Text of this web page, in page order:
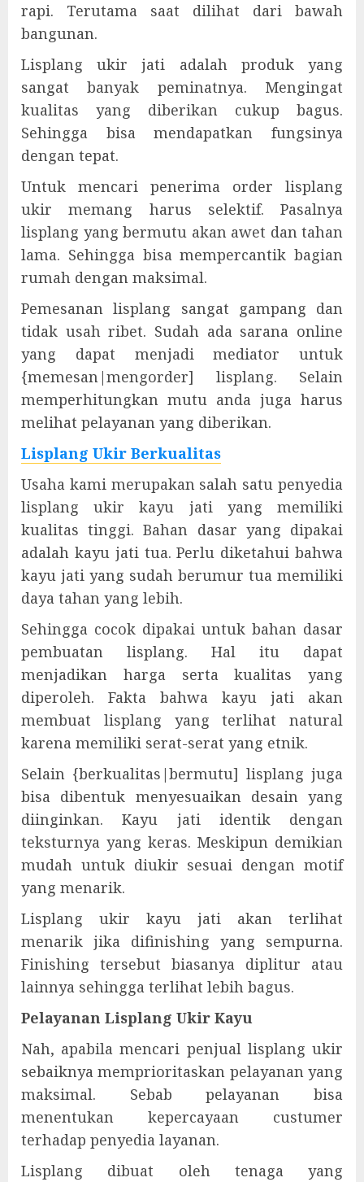
rapi. Terutama saat dilihat dari bawah
bangunan.
Lisplang ukir jati adalah produk yang
sangat banyak peminatnya. Mengingat
kualitas yang diberikan cukup bagus.
Sehingga bisa mendapatkan fungsinya
dengan tepat.
Untuk mencari penerima order lisplang
ukir memang harus selektif. Pasalnya
lisplang yang bermutu akan awet dan tahan
lama. Sehingga bisa mempercantik bagian
rumah dengan maksimal.
Pemesanan lisplang sangat gampang dan
tidak usah ribet. Sudah ada sarana online
yang dapat menjadi mediator untuk
{memesan|mengorder] lisplang. Selain
memperhitungkan mutu anda juga harus
melihat pelayanan yang diberikan.
Lisplang Ukir Berkualitas
Usaha kami merupakan salah satu penyedia
lisplang ukir kayu jati yang memiliki
kualitas tinggi. Bahan dasar yang dipakai
adalah kayu jati tua. Perlu diketahui bahwa
kayu jati yang sudah berumur tua memiliki
daya tahan yang lebih.
Sehingga cocok dipakai untuk bahan dasar
pembuatan lisplang. Hal itu dapat
menjadikan harga serta kualitas yang
diperoleh. Fakta bahwa kayu jati akan
membuat lisplang yang terlihat natural
karena memiliki serat-serat yang etnik.
Selain {berkualitas|bermutu] lisplang juga
bisa dibentuk menyesuaikan desain yang
diinginkan. Kayu jati identik dengan
teksturnya yang keras. Meskipun demikian
mudah untuk diukir sesuai dengan motif
yang menarik.
Lisplang ukir kayu jati akan terlihat
menarik jika difinishing yang sempurna.
Finishing tersebut biasanya diplitur atau
lainnya sehingga terlihat lebih bagus.
Pelayanan Lisplang Ukir Kayu
Nah, apabila mencari penjual lisplang ukir
sebaiknya memprioritaskan pelayanan yang
maksimal. Sebab pelayanan bisa
menentukan kepercayaan custumer
terhadap penyedia layanan.
Lisplang dibuat oleh tenaga yang